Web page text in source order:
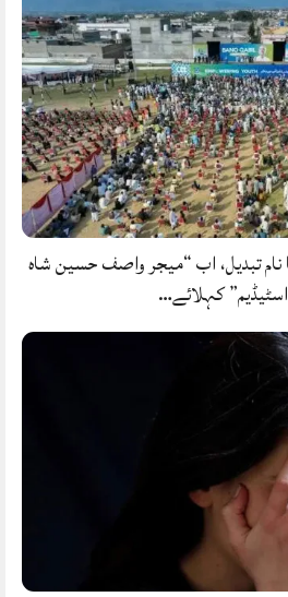
نام تبدیل، اب “میجر واصف حسین شاہ
کہلائے…